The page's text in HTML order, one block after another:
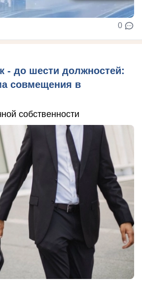
0
- до шести должностей:
совмещения в
собственности